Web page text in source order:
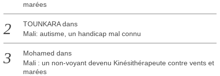
marées
TOUNKARAdans
Mali: autisme, un handicap mal connu
Mohamed dans
Mali : un non-voyant devenu Kinésithérapeute contre vents et
marées